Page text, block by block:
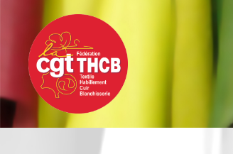
contenu
principal